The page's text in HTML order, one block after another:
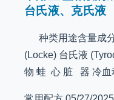
台氏液、克氏液
种类用途含量成分
(Locke) 台氏液
物 蛙 心 脏 器 冷